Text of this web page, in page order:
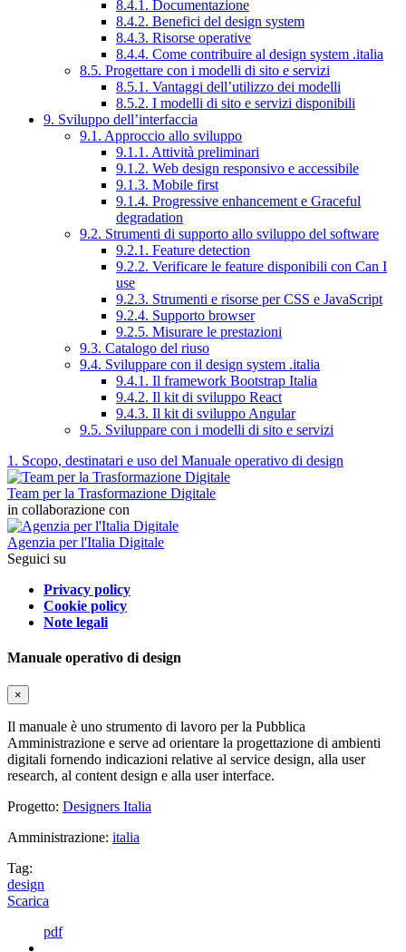
8.4.1. Documentazione
8.4.2. Benefici del design system
8.4.3. Risorse operative
8.4.4. Come contribuire al design system .italia
8.5. Progettare con i modelli di sito e servizi
8.5.1. Vantaggi dell’utilizzo dei modelli
8.5.2. I modelli di sito e servizi disponibili
9. Sviluppo dell’interfaccia
9.1. Approccio allo sviluppo
9.1.1. Attività preliminari
9.1.2. Web design responsivo e accessibile
9.1.3. Mobile first
9.1.4. Progressive enhancement e Graceful
degradation
9.2. Strumenti di supporto allo sviluppo del software
9.2.1. Feature detection
9.2.2. Verificare le feature disponibili con Can I
use
9.2.3. Strumenti e risorse per CSS e JavaScript
9.2.4. Supporto browser
9.2.5. Misurare le prestazioni
9.3. Catalogo del riuso
9.4. Sviluppare con il design system .italia
9.4.1. Il framework Bootstrap Italia
9.4.2. Il kit di sviluppo React
9.4.3. Il kit di sviluppo Angular
9.5. Sviluppare con i modelli di sito e servizi
1. Scopo, destinatari e uso del Manuale operativo di design
Team per la Trasformazione Digitale
in collaborazione con
Agenzia per l'Italia Digitale
Seguici su
Privacy policy
Cookie policy
Note legali
Manuale operativo di design
×
Il manuale è uno strumento di lavoro per la Pubblica
Amministrazione e serve ad orientare la progettazione di ambienti
digitali fornendo indicazioni relative al service design, alla user
research, al content design e alla user interface.
Progetto: Designers Italia
Amministrazione: italia
Tag:
design
Scarica
pdf